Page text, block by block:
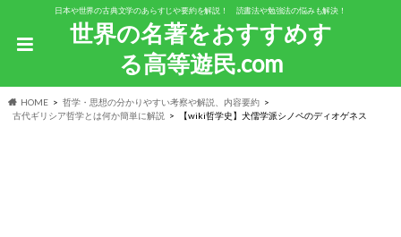
日本や世界の古典文学のあらすじや要約を解説！ 読書法や勉強法の悩みも解決！
世界の名著をおすすめす
る高等遊民.com
HOME
哲学・思想の分かりやすい考察や解説、内容要約
古代ギリシア哲学とは何か簡単に解説
【wiki哲学史】犬儒学派シノペのディオゲネス